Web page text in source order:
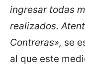
ingresar todas
realizados.
Contreras», se
al que este